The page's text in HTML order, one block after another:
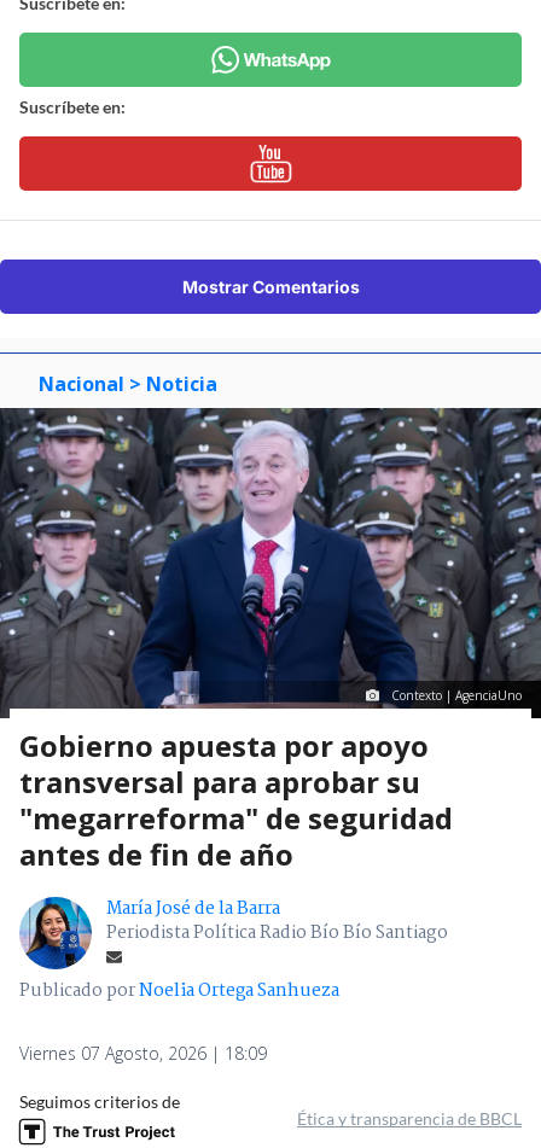
Suscríbete en:
Mostrar Comentarios
Nacional > Noticia
Contexto | AgenciaUno
Gobierno apuesta por apoyo
transversal para aprobar su
"megarreforma" de seguridad
antes de fin de año
María José de la Barra
Periodista Política Radio Bío Bío Santiago
Publicado porNoelia Ortega Sanhueza
Viernes 07 Agosto, 2026 | 18:09
Seguimos criterios de
Ética y transparencia de BBCL